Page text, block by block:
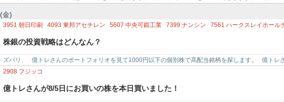
(金)
3951 朝日印刷 4093 東邦アセチレン 5607 中央可鍛工業 7399 ナンシン 7561 ハークスレイホール
7494コナカ
株銀の投資戦略はどんなん？
ズバリ、 億トレさんのポートフォリオを見て1000円以下の個別株で高配当銘柄を探します。 億トレ
の個別株を見つ…
2908 フジッコ
億トレさんが8/5日にお買いの株を本日買いました！